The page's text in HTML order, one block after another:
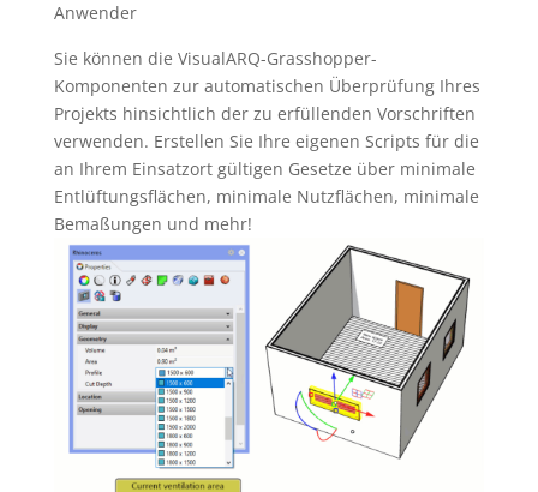
Anwender
Sie können die VisualARQ-Grasshopper-
Komponenten zur automatischen Überprüfung Ihres
Projekts hinsichtlich der zu erfüllenden Vorschriften
verwenden. Erstellen Sie Ihre eigenen Scripts für die
an Ihrem Einsatzort gültigen Gesetze über minimale
Entlüftungsflächen, minimale Nutzflächen, minimale
Bemaßungen und mehr!